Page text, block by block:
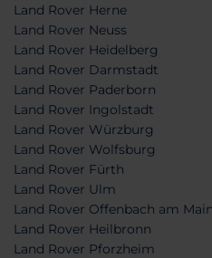
Land Rover Herne
Land Rover Neuss
Land Rover Heidelberg
Land Rover Darmstadt
Land Rover Paderborn
Land Rover Ingolstadt
Land Rover Würzburg
Land Rover Wolfsburg
Land Rover Fürth
Land Rover Ulm
Land Rover Offenbach am Main
Land Rover Heilbronn
Land Rover Pforzheim